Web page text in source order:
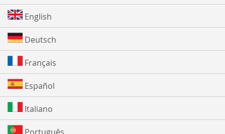
English
Deutsch
Français
Español
Italiano